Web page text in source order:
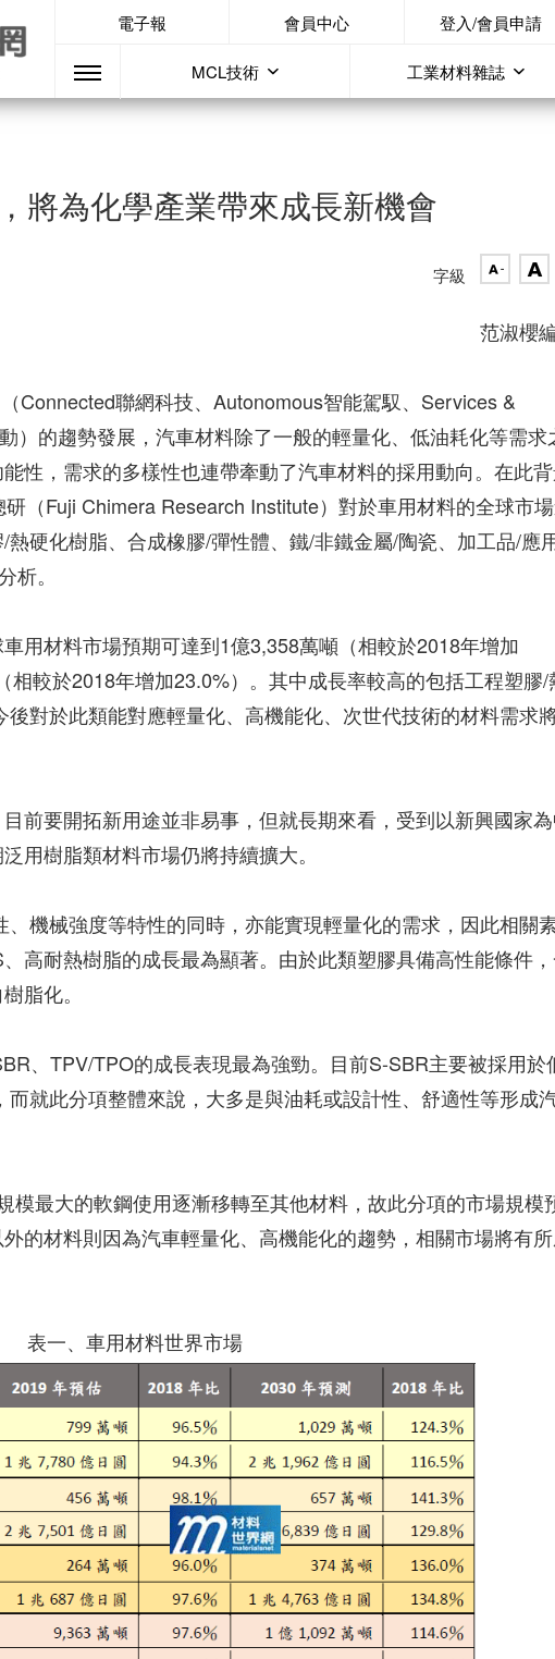
電子報 會員中心 登入/會員申請
MCL技術 工業材料雜誌
將為化學產業帶來成長新機會
字級
范淑櫻
Connected聯網科技、Autonomous智能駕馭、Services &
）的趨勢發展，汽車材料除了一般的輕量化、低油耗化等需求
性，需求的多樣性也連帶牽動了汽車材料的採用動向。在此
（Fuji Chimera Research Institute）對於車用材料的全球市
硬化樹脂、合成橡膠/彈性體、鐵/非鐵金屬/陶瓷、加工品/應
析。
用材料市場預期可達到1億3,358萬噸（相較於2018年增加
相較於2018年增加23.0%）。其中成長率較高的包括工程塑膠/
對於此類能對應輕量化、高機能化、次世代技術的材料需求
前要開拓新用途並非易事，但就長期來看，受到以新興國家
用樹脂類材料市場仍將持續擴大。
機械強度等特性的同時，亦能實現輕量化的需求，因此相關
高耐熱樹脂的成長最為顯著。由於此類塑膠具備高性能條件
脂化。
、TPV/TPO的成長表現最為強勁。目前S-SBR主要被採用於
就此分項整體來說，大多是與油耗或設計性、舒適性等形成
模最大的軟鋼使用逐漸移轉至其他材料，故此分項的市場規模
的材料則因為汽車輕量化、高機能化的趨勢，相關市場將有
表一、車用材料世界市場